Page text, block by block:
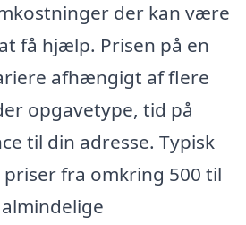
der kan være
få hjælp. Prisen på en
afhængigt af flere
opgavetype, tid på
til din adresse. Typisk
fra omkring 500 til